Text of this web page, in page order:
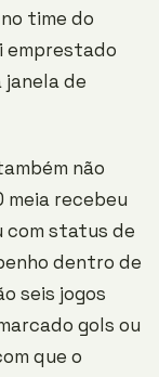
time do
emprestado
janela de
não
meia recebeu
com status de
dentro de
seis jogos
gols ou
que o